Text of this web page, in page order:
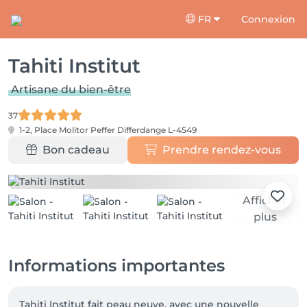
FR Connexion
Tahiti Institut
Artisane du bien-être
37
1-2, Place Molitor Peffer Differdange L-4549
Bon cadeau Prendre rendez-vous
Afficher
plus
Informations importantes
Tahiti Institut fait peau neuve, avec une nouvelle